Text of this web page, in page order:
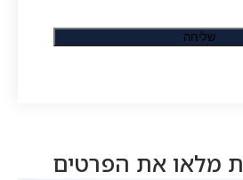
מלאו את הפרטים